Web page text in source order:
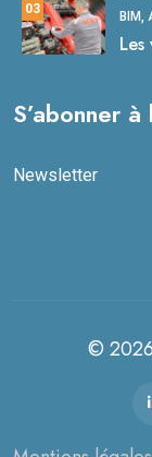
03 BIM,
S’abonner
Newsletter
©